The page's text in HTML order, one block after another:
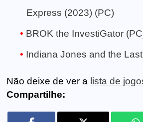
Express (2023) (PC)
BROK the InvestiGator
Indiana Jones and the
Não deixe de ver a lista de
Compartilhe: